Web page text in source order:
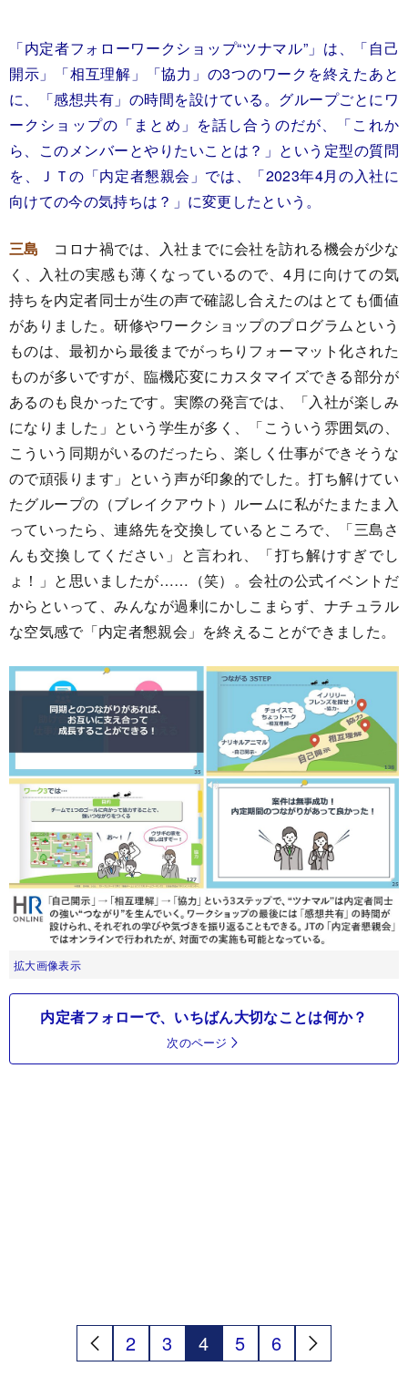
「内定者フォローワークショップ“ツナマル”」は、「自己
開示」「相互理解」「協力」の3つのワークを終えたあと
に、「感想共有」の時間を設けている。グループごとにワ
ークショップの「まとめ」を話し合うのだが、「これか
ら、このメンバーとやりたいことは？」という定型の質問
を、ＪＴの「内定者懇親会」では、「2023年4月の入社に
向けての今の気持ちは？」に変更したという。
三島 コロナ禍では、入社までに会社を訪れる機会が少な
く、入社の実感も薄くなっているので、4月に向けての気
持ちを内定者同士が生の声で確認し合えたのはとても価値
がありました。研修やワークショップのプログラムという
ものは、最初から最後までがっちりフォーマット化された
ものが多いですが、臨機応変にカスタマイズできる部分が
あるのも良かったです。実際の発言では、「入社が楽しみ
になりました」という学生が多く、「こういう雰囲気の、
こういう同期がいるのだったら、楽しく仕事ができそうな
ので頑張ります」という声が印象的でした。打ち解けてい
たグループの（ブレイクアウト）ルームに私がたまたま入
っていったら、連絡先を交換しているところで、「三島さ
んも交換してください」と言われ、「打ち解けすぎでし
ょ！」と思いましたが……（笑）。会社の公式イベントだ
からといって、みんなが過剰にかしこまらず、ナチュラル
な空気感で「内定者懇親会」を終えることができました。
拡大画像表示
内定者フォローで、いちばん大切なことは何か？
次のページ
2 3 4 5 6